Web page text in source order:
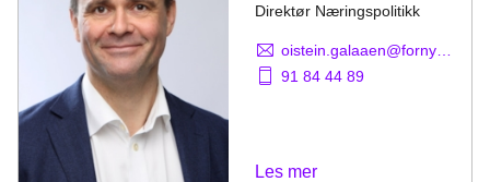
Direktør Næringspolitikk
91 84 44 89
Les mer